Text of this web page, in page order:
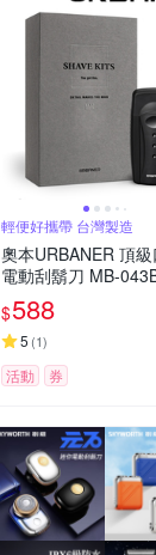
輕便好攜帶 台灣製造
奧本URBANER 頂
電動刮鬍刀 MB-
刀/電鬍刀)
$588
5 (1)
活動 券